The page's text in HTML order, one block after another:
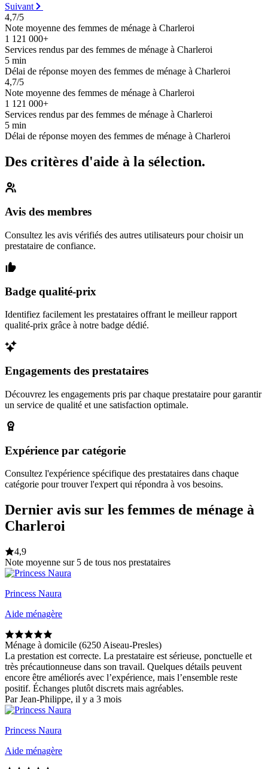
Suivant
4,7/5
Note moyenne des femmes de ménage à Charleroi
1 121 000+
Services rendus par des femmes de ménage à Charleroi
5 min
Délai de réponse moyen des femmes de ménage à Charleroi
4,7/5
Note moyenne des femmes de ménage à Charleroi
1 121 000+
Services rendus par des femmes de ménage à Charleroi
5 min
Délai de réponse moyen des femmes de ménage à Charleroi
Des critères d'aide à la sélection.
Avis des membres
Consultez les avis vérifiés des autres utilisateurs pour choisir un
prestataire de confiance.
Badge qualité-prix
Identifiez facilement les prestataires offrant le meilleur rapport
qualité-prix grâce à notre badge dédié.
Engagements des prestataires
Découvrez les engagements pris par chaque prestataire pour garantir
un service de qualité et une satisfaction optimale.
Expérience par catégorie
Consultez l'expérience spécifique des prestataires dans chaque
catégorie pour trouver l'expert qui répondra à vos besoins.
Dernier avis sur les femmes de ménage à
Charleroi
4,9
Note moyenne sur 5 de tous nos prestataires
Princess Naura
Aide ménagère
Ménage à domicile (6250 Aiseau-Presles)
La prestation est correcte. La prestataire est sérieuse, ponctuelle et
très précautionneuse dans son travail. Quelques détails peuvent
encore être améliorés avec l’expérience, mais l’ensemble reste
positif. Échanges plutôt discrets mais agréables.
Par Jean-Philippe, il y a 3 mois
Princess Naura
Aide ménagère